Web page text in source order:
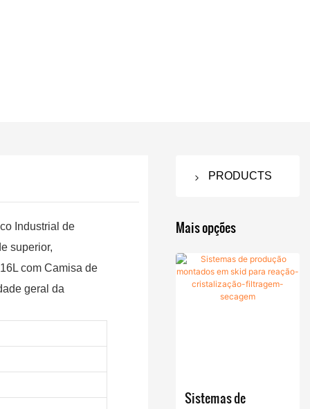
Industrial de
superior,
com Camisa de
geral da
PRODUCTS
filtro
Filtro
Nutsche
agitado /
Máquina de
secagem a
cone
o
Mais opções
Sistemas de